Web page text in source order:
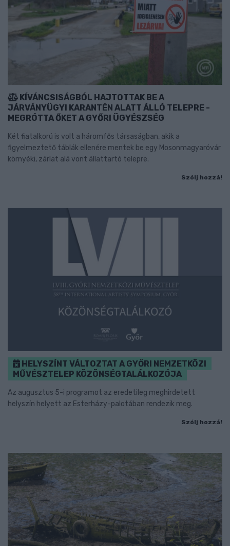
KÍVÁNCSISÁGBÓL HAJTOTTAK BE A
JÁRVÁNYÜGYI KARANTÉN ALATT ÁLLÓ TELEPRE -
MEGRÓTTA ŐKET A GYŐRI ÜGYÉSZSÉG
Két fiatalkorú is volt a háromfős társaságban, akik a
figyelmeztető táblák ellenére mentek be egy Mosonmagyaróvár
környéki, zárlat alá vont állattartó telepre.
Szólj hozzá!
HELYSZÍNT VÁLTOZTAT A GYŐRI NEMZETKÖZI
MŰVÉSZTELEP KÖZÖNSÉGTALÁLKOZÓJA
Az augusztus 5-i programot az eredetileg meghirdetett
helyszín helyett az Esterházy-palotában rendezik meg.
Szólj hozzá!